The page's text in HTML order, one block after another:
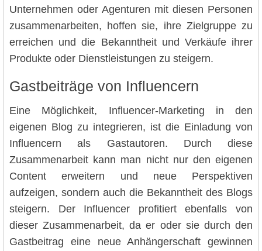
Unternehmen oder Agenturen mit diesen Personen
zusammenarbeiten, hoffen sie, ihre Zielgruppe zu
erreichen und die Bekanntheit und Verkäufe ihrer
Produkte oder Dienstleistungen zu steigern.
Gastbeiträge von Influencern
Eine Möglichkeit, Influencer-Marketing in den
eigenen Blog zu integrieren, ist die Einladung von
Influencern als Gastautoren. Durch diese
Zusammenarbeit kann man nicht nur den eigenen
Content erweitern und neue Perspektiven
aufzeigen, sondern auch die Bekanntheit des Blogs
steigern. Der Influencer profitiert ebenfalls von
dieser Zusammenarbeit, da er oder sie durch den
Gastbeitrag eine neue Anhängerschaft gewinnen